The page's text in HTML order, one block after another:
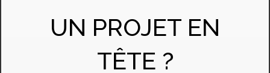
UN PROJET EN
TÊTE ?